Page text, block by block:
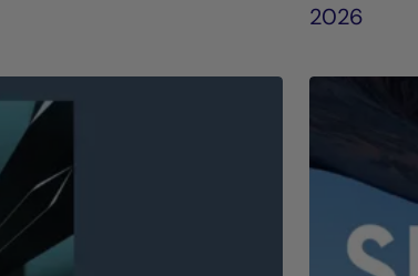
2026